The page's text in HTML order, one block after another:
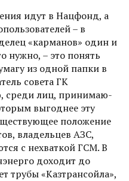
идут в Нацфонд, а
– в
«карманов» один и
нужно, – это понять
из одной папки в
совета ГК
среди лиц, принимаю­
выгоднее эту
положение
владельцев АЗС,
с нехваткой ГСМ. В
доходит до
трубы «Казтрансойла»,